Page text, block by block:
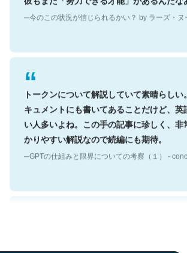
トークンについて解説していて素晴らしい
キュメントにも書いてあることだけど、英
い人多いよね。この手の記事に珍しく、非
かりやすい解説なので続編にも期待。